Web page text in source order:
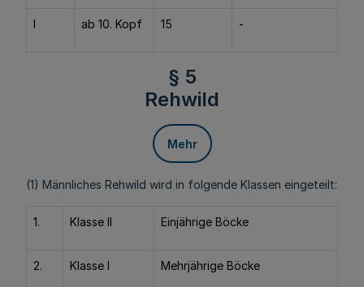
I ab 10. Kopf 15 -
§ 5
Rehwild
Mehr
(1) Männliches Rehwild wird in folgende Klassen eingeteilt:
1. Klasse II Einjährige Böcke
2. Klasse I Mehrjährige Böcke